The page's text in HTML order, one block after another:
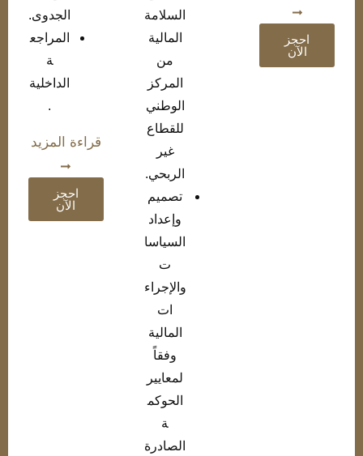
احجز
الآن
السلامة
المالية
من
المركز
الوطني
للقطاع
غير
الربحي.
تصميم
وإعداد
السياسا
ت
والإجراء
ات
المالية
وفقاً
لمعايير
الحوكم
ة
الصادرة
الجدوى.
المراجع
ة
الداخلية
.
قراءة المزيد
احجز
الآن